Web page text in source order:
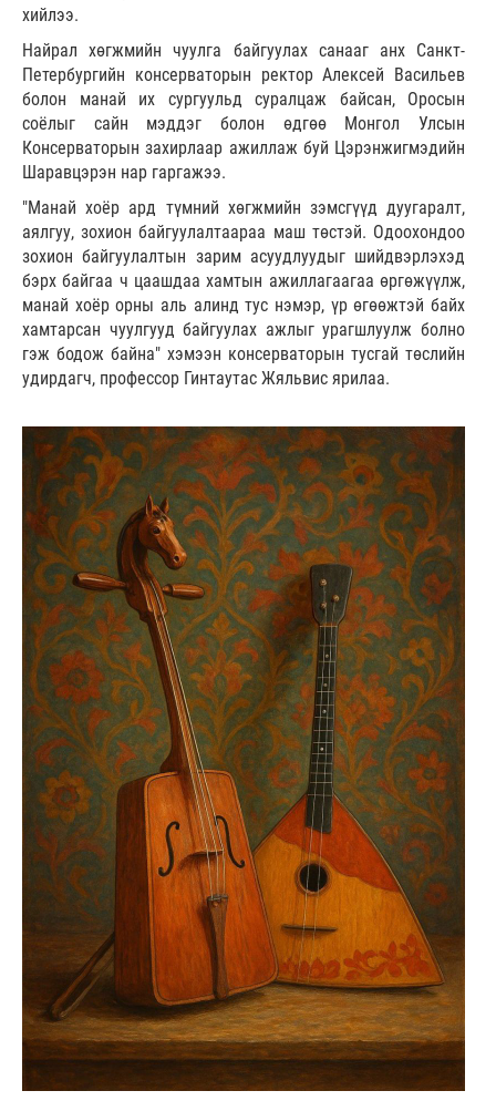
хийлээ.
Найрал хөгжмийн чуулга байгуулах санааг анх Санкт-
Петербургийн консерваторын ректор Алексей Васильев
болон манай их сургуульд суралцаж байсан, Оросын
соёлыг сайн мэддэг болон өдгөө Монгол Улсын
Консерваторын захирлаар ажиллаж буй Цэрэнжигмэдийн
Шаравцэрэн нар гаргажээ.
"Манай хоёр ард түмний хөгжмийн зэмсгүүд дуугаралт,
аялгуу, зохион байгуулалтаараа маш төстэй. Одоохондоо
зохион байгуулалтын зарим асуудлуудыг шийдвэрлэхэд
бэрх байгаа ч цаашдаа хамтын ажиллагаагаа өргөжүүлж,
манай хоёр орны аль алинд тус нэмэр, үр өгөөжтэй байх
хамтарсан чуулгууд байгуулах ажлыг урагшлуулж болно
гэж бодож байна" хэмээн консерваторын тусгай төслийн
удирдагч, профессор Гинтаутас Жяльвис ярилаа.